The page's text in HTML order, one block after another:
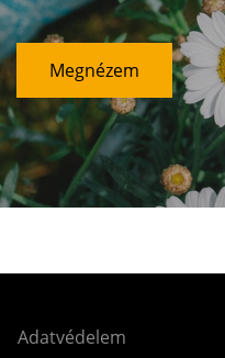
Megnézem
Adatvédelem